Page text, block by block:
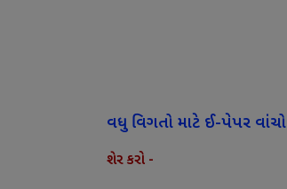
વધુ વિગતો માટે ઈ-પેપર વાંચો
શેર કરો -